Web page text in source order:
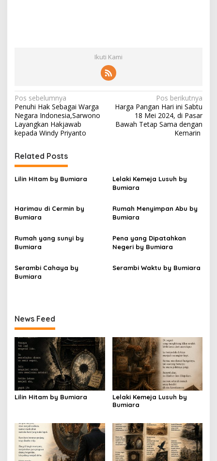
Ikuti Kami
N
a
v
i
g
a
s
p
o
s
Pos sebelumnya
Penuhi Hak Sebagai Warga
Negara Indonesia,Sarwono
Layangkan Hakjawab
kepada Windy Priyanto
Pos berikutnya
Harga Pangan Hari ini Sabtu
18 Mei 2024, di Pasar
Bawah Tetap Sama dengan
Kemarin
Related Posts
Lilin Hitam by Bumiara
Lelaki Kemeja Lusuh by
Bumiara
Harimau di Cermin by
Bumiara
Rumah Menyimpan Abu by
Bumiara
Rumah yang sunyi by
Bumiara
Pena yang Dipatahkan
Negeri by Bumiara
Serambi Cahaya by
Bumiara
Serambi Waktu by Bumiara
News Feed
Lilin Hitam by Bumiara
Lelaki Kemeja Lusuh by
Bumiara